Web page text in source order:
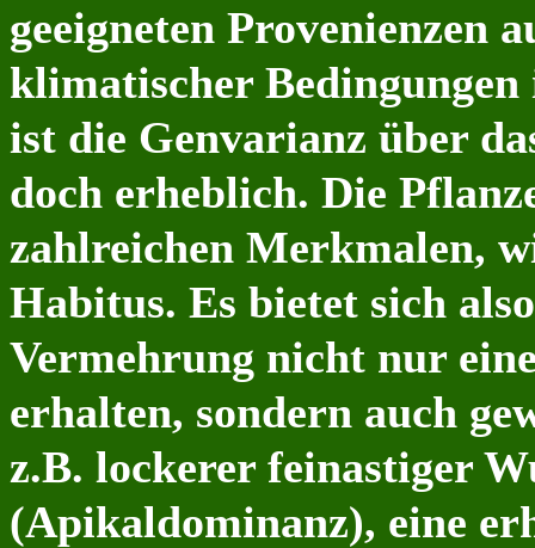
geeigneten Provenienzen
klimatischer
ist die Genvarianz über
doch erheblich. Die
zahlreichen Merkmalen,
Habitus. Es bietet sich
Vermehrung nicht nur
erhalten, sondern auch
z.B. lockerer feinastiger
(Apikaldominanz), eine